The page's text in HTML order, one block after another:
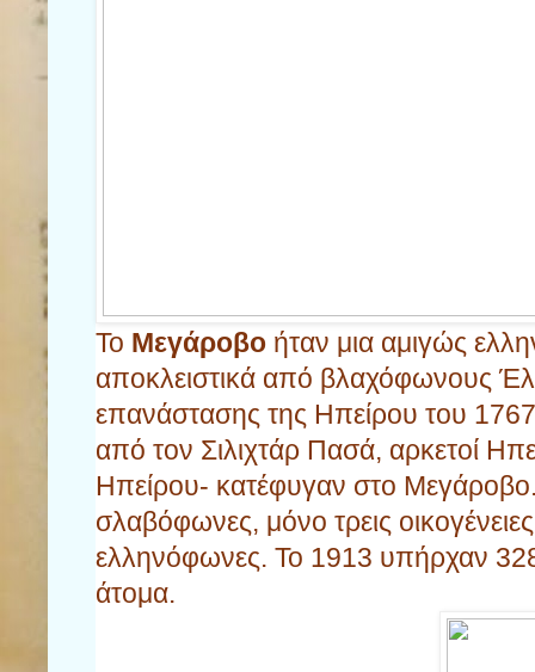
Το Μεγάροβο ήταν μια αμιγώς
αποκλειστικά από βλαχόφωνους
επανάστασης της Ηπείρου του
από τον Σιλιχτάρ Πασά, αρκετοί
Ηπείρου- κατέφυγαν στο
σλαβόφωνες, μόνο τρεις
ελληνόφωνες. Το 1913 υπήρχαν 328
άτομα.